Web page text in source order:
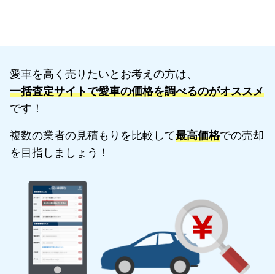
愛車を高く売りたいとお考えの方は、
一括査定サイトで愛車の価格を調べるのがオススメ
です！
複数の業者の見積もりを比較して最高価格での売却
を目指しましょう！